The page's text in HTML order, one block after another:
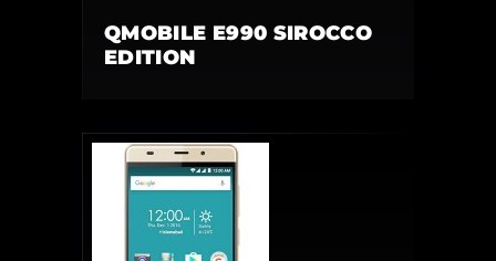
QMOBILE E990 SIROCCO
EDITION